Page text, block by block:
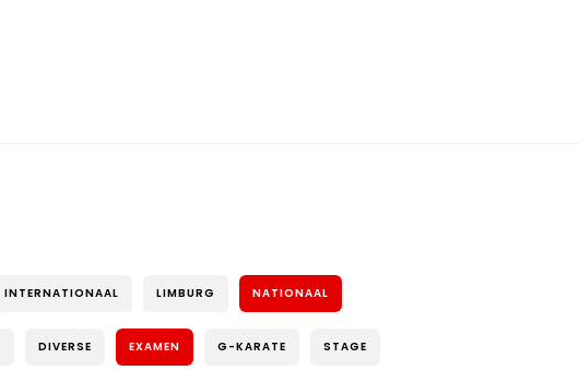
INTERNATIONAAL LIMBURG NATIONAAL
DIVERSE EXAMEN G-KARATE STAGE